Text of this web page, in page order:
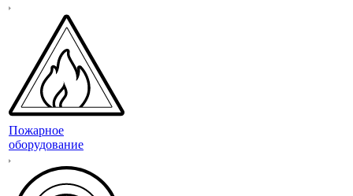
Пожарное
оборудование